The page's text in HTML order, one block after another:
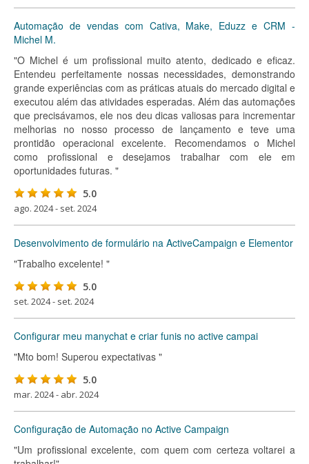
Automação de vendas com Cativa, Make, Eduzz e CRM -
Michel M.
"O Michel é um profissional muito atento, dedicado e eficaz.
Entendeu perfeitamente nossas necessidades, demonstrando
grande experiências com as práticas atuais do mercado digital e
executou além das atividades esperadas. Além das automações
que precisávamos, ele nos deu dicas valiosas para incrementar
melhorias no nosso processo de lançamento e teve uma
prontidão operacional excelente. Recomendamos o Michel
como profissional e desejamos trabalhar com ele em
oportunidades futuras. "
5.0
ago. 2024 - set. 2024
Desenvolvimento de formulário na ActiveCampaign e Elementor
"Trabalho excelente! "
5.0
set. 2024 - set. 2024
Configurar meu manychat e criar funis no active campai
"Mto bom! Superou expectativas "
5.0
mar. 2024 - abr. 2024
Configuração de Automação no Active Campaign
"Um profissional excelente, com quem com certeza voltarei a